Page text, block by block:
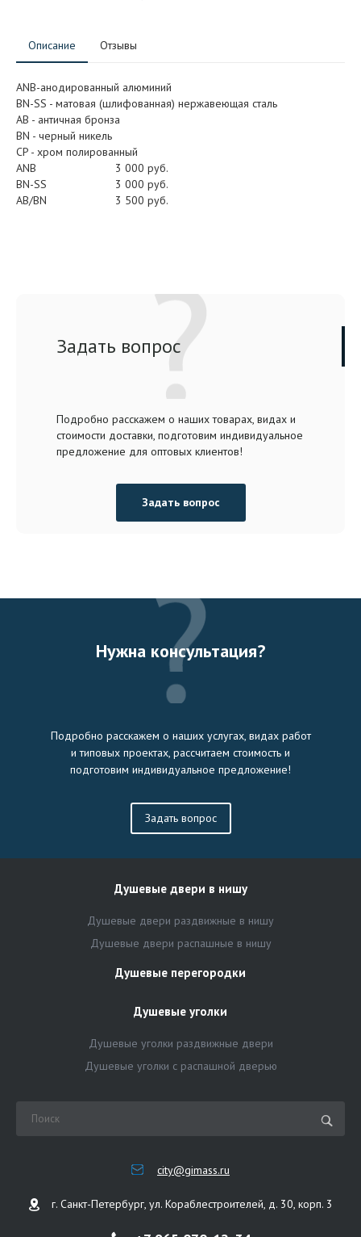
Описание Отзывы
ANB-анодированный алюминий
BN-SS - матовая (шлифованная) нержавеющая сталь
АB - античная бронза
BN - черный никель
CP - хром полированный
ANB
3 000 руб.
BN-SS
3 000 руб.
AB/BN
3 500 руб.
Задать вопрос
Подробно расскажем о наших товарах, видах и
стоимости доставки, подготовим индивидуальное
предложение для оптовых клиентов!
Задать вопрос
Нужна консультация?
Подробно расскажем о наших услугах, видах работ
и типовых проектах, рассчитаем стоимость и
подготовим индивидуальное предложение!
Задать вопрос
Душевые двери в нишу
Душевые двери раздвижные в нишу
Душевые двери распашные в нишу
Душевые перегородки
Душевые уголки
Душевые уголки раздвижные двери
Душевые уголки с распашной дверью
city@gimass.ru
г. Санкт-Петербург, ул. Кораблестроителей, д. 30, корп. 3